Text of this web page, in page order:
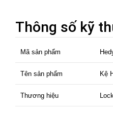
Thông số kỹ
Mã sản phẩm
Tên sản phẩm Kệ
Thương hiệu